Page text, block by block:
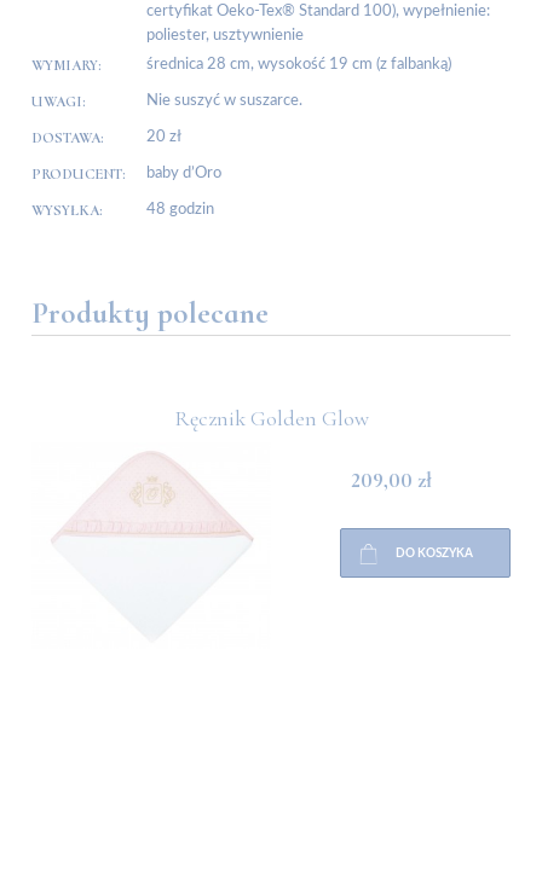
certyfikat Oeko-Tex® Standard 100), wypełnienie:
poliester, usztywnienie
WYMIARY: średnica 28 cm, wysokość 19 cm (z falbanką)
UWAGI: Nie suszyć w suszarce.
DOSTAWA: 20 zł
PRODUCENT: baby d’Oro
WYSYŁKA: 48 godzin
Produkty polecane
Ręcznik Golden Glow
209,00 zł
DO KOSZYKA